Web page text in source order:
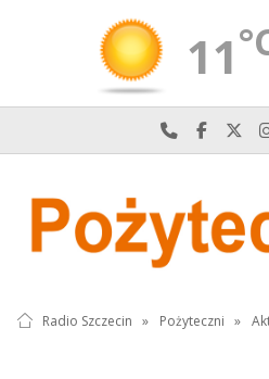
11
Najlepiej po
Radio Szczecin » Pożyteczni »